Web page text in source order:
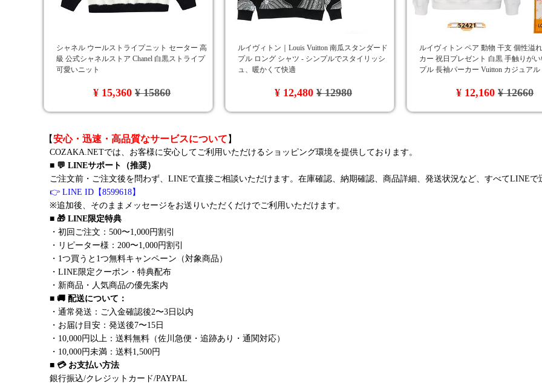
シャネル ウールストライプニット セーター 高
級 公式シャネルストア Chanel 白黒ストライプ
可愛いニット
¥ 15,360¥ 15860
ルイヴィトン｜Louis Vuitton 南瓜スタンダード
プル ロング シャツ - シンプルでスタイリッシ
ュ、暖かくて快適
¥ 12,480¥ 12980
ルイヴィトン ペア 動物 干支 個性溢
カー 祝日プレゼント 白黒 手触りがい
プル 長袖パーカー Vuitton カジュア
¥ 12,160¥ 12660
【安心・迅速・高品質なサービスについて 】
COZAKA.NETでは、お客様に安心してご利用いただけるショッピング環境を提供しております。
■ 💬 LINEサポート（推奨）
ご注文前・ご注文後を問わず、LINEで直接ご相談いただけます。在庫確認、納期確認、商品詳細、発送状況など、すべてLINEで
👉 LINE ID【8599618】
※追加後、そのままメッセージをお送りいただくだけでご利用いただけます。
■ 🎁 LINE限定特典
・初回ご注文：500〜1,000円割引
・リピーター様：200〜1,000円割引
・1つ買うと1つ無料キャンペーン（対象商品）
・LINE限定クーポン・特典配布
・新商品・人気商品の優先案内
■ 🚚 配送について：
・通常発送：ご入金確認後2〜3日以内
・お届け目安：発送後7〜15日
・10,000円以上：送料無料（佐川急便・追跡あり・通関対応）
・10,000円未満：送料1,500円
■ 💳 お支払い方法
銀行振込/クレジットカード/PAYPAL